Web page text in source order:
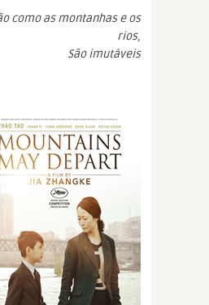
como as montanhas e os
rios,
São imutáveis